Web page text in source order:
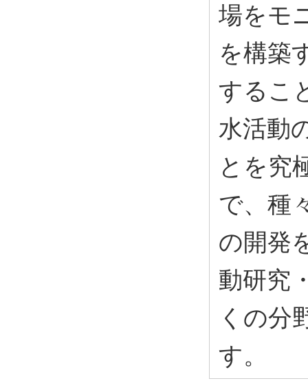
場をモ
を構築
するこ
水活動
とを究
で、種
の開発
動研究
くの分
す。